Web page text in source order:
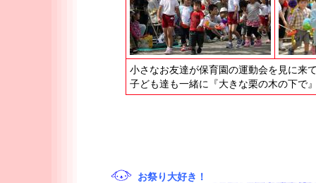
小さなお友達が保育園の運動会を見に来
子ども達も一緒に『大きな栗の木の下で
お祭り大好き！